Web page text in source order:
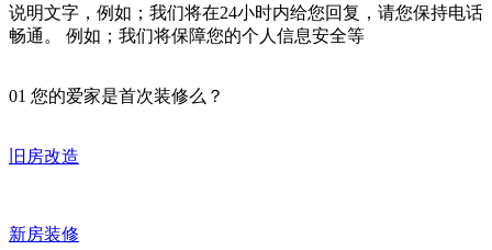
说明文字，例如；我们将在24小时内给您回复，请您保持电话
畅通。 例如；我们将保障您的个人信息安全等
01 您的爱家是首次装修么？
旧房改造
新房装修